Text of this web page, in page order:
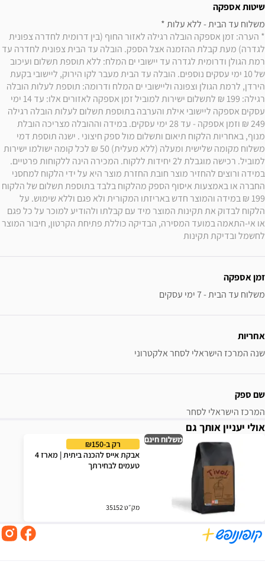
שיטות אספקה
משלוח עד הבית - ללא עלות *
לחשמל ובדיקת תקינות
זמן אספקה
משלוח עד הבית - 7 ימי עסקים
אחריות
שנה המרכז הישראלי לסחר אלקטרוני
שם ספק
המרכז הישראלי לסחר
אולי יעניין אותך גם
משלוח חינם
רק ב-₪150
אבקת אייס להכנה ביתית | מארז 4
טעמים לבחירתך
מק״ט 35152